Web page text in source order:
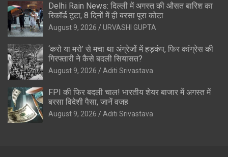
Delhi Rain News: दिल्ली में अगस्त की औसत बारिश का
रिकॉर्ड टूटा, 8 दिनों में ही बरसा पूरा कोटा
August 9, 2026 URVASHI GUPTA
‘करो या मरो’ से मचा था अंग्रेजों में हड़कंप, फिर कांग्रेस की
गिरफ्तारी ने कैसे बदली सियासत?
August 9, 2026 Aditi Srivastava
FPI की फिर बदली चाल! भारतीय शेयर बाजार में अगस्त में
बरसा विदेशी पैसा, जानें वजह
August 9, 2026 Aditi Srivastava